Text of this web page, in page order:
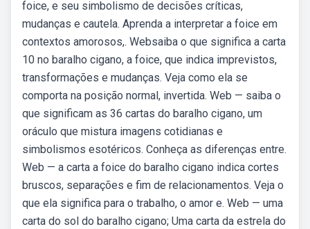
foice, e seu simbolismo de decisões críticas,
mudanças e cautela. Aprenda a interpretar a foice em
contextos amorosos,. Websaiba o que significa a carta
10 no baralho cigano, a foice, que indica imprevistos,
transformações e mudanças. Veja como ela se
comporta na posição normal, invertida. Web — saiba o
que significam as 36 cartas do baralho cigano, um
oráculo que mistura imagens cotidianas e
simbolismos esotéricos. Conheça as diferenças entre.
Web — a carta a foice do baralho cigano indica cortes
bruscos, separações e fim de relacionamentos. Veja o
que ela significa para o trabalho, o amor e. Web — uma
carta do sol do baralho cigano; Uma carta da estrela do